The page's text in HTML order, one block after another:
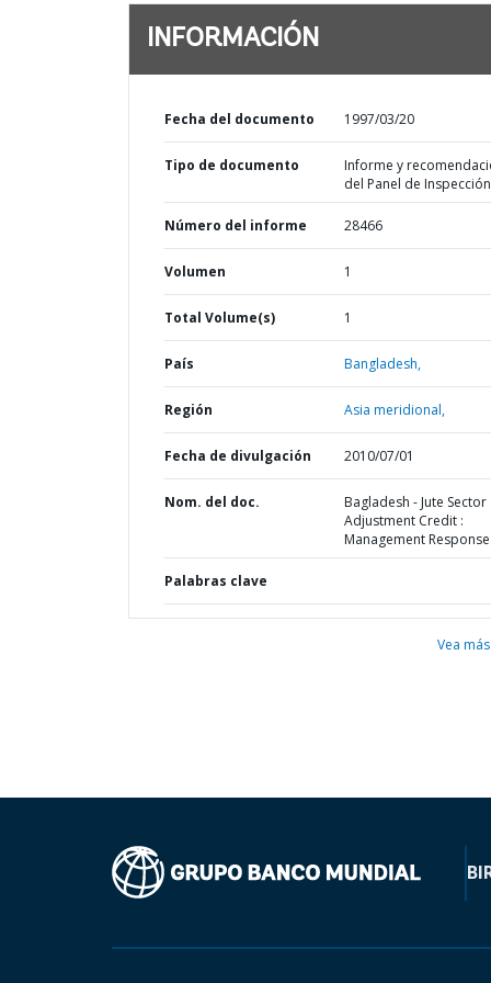
INFORMACIÓN
Fecha del documento 1997/03/20
Tipo de documento
Informe y
del Panel de Inspección
Número del informe 28466
Volumen 1
Total Volume(s) 1
País Bangladesh,
Región Asia meridional,
Fecha de divulgación 2010/07/01
Nom. del doc.
Bagladesh - Jute Sector
Adjustment Credit :
Management Response
Palabras clave
Vea más